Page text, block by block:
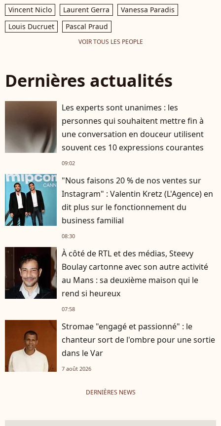
Vincent Niclo
Laurent Gerra
Vanessa Paradis
Louis Ducruet
Pascal Praud
VOIR TOUS LES PEOPLE
Dernières actualités
Les experts sont unanimes : les
personnes qui souhaitent mettre fin à
une conversation en douceur utilisent
souvent ces 10 expressions courantes
09:02
"Nous faisons 20 % de nos ventes sur
Instagram" : Valentin Kretz (L'Agence) en
dit plus sur le fonctionnement du
business familial
08:30
À côté de RTL et des médias, Steevy
Boulay cartonne avec son autre activité
au Mans : sa deuxième maison qui le
rend si heureux
07:58
Stromae "engagé et passionné" : le
chanteur sort de l'ombre pour une sortie
dans le Var
7 août 2026
DERNIÈRES NEWS